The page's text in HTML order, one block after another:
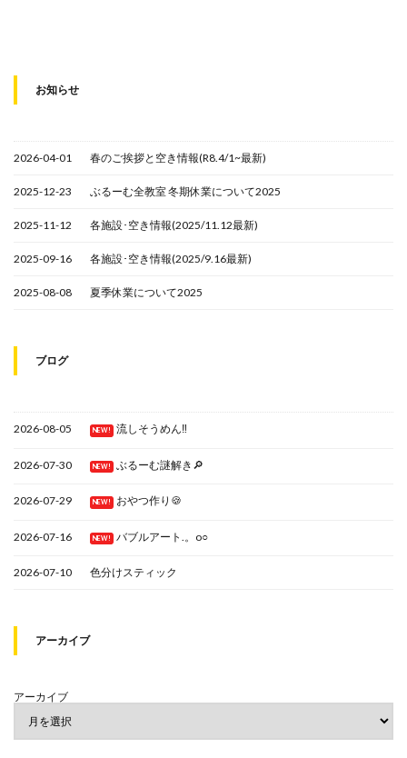
お知らせ
2026-04-01 春のご挨拶と空き情報(R8.4/1~最新)
2025-12-23 ぶるーむ全教室 冬期休業について2025
2025-11-12 各施設･空き情報(2025/11.12最新)
2025-09-16 各施設･空き情報(2025/9.16最新)
2025-08-08 夏季休業について2025
ブログ
2026-08-05 NEW! 流しそうめん‼
2026-07-30 NEW! ぶるーむ謎解き🔎
2026-07-29 NEW! おやつ作り🍪
2026-07-16 NEW! バブルアート.。o○
2026-07-10 色分けスティック
アーカイブ
アーカイブ